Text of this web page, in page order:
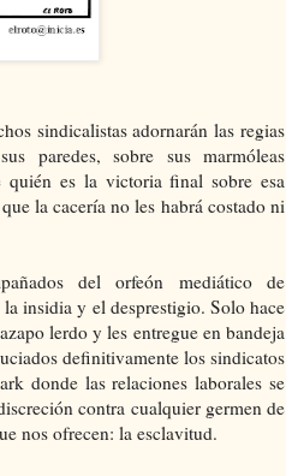
sindicalistas adornarán las regias
paredes, sobre sus marmóleas
quién es la victoria final sobre esa
la cacería no les habrá costado ni
del orfeón mediático de
insidia y el desprestigio. Solo hace
lerdo y les entregue en bandeja
definitivamente los sindicatos
donde las relaciones laborales se
contra cualquier germen de
nos ofrecen: la esclavitud.